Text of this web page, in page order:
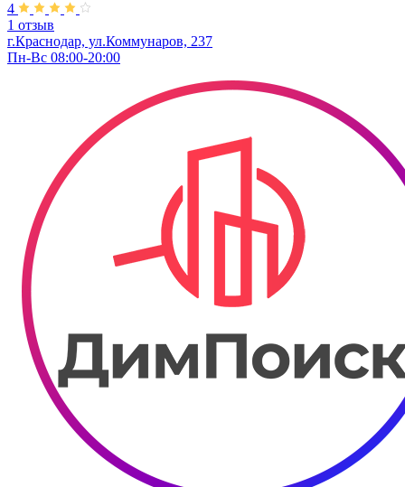
4
1 отзыв
г.Краснодар, ул.Коммунаров, 237
Пн-Вс 08:00-20:00